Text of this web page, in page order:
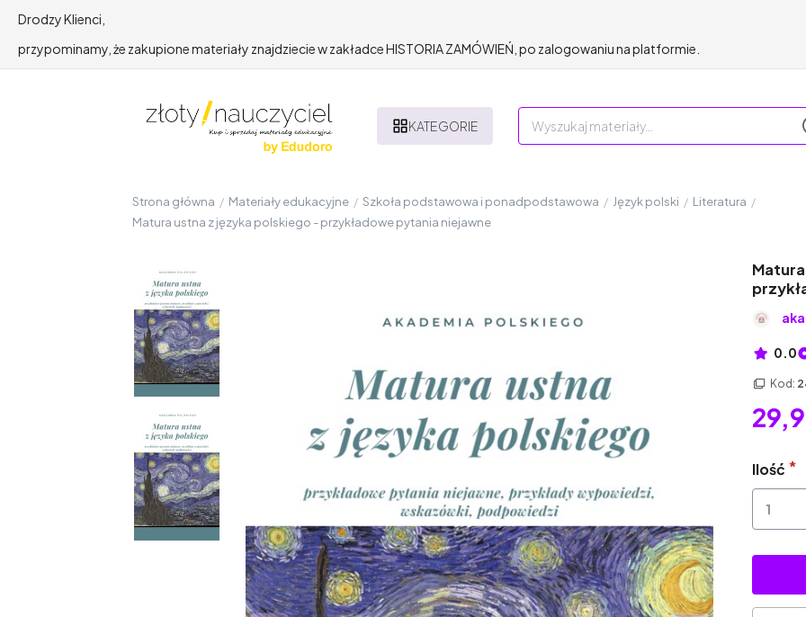
Drodzy Klienci,
przypominamy, że zakupione materiały znajdziecie w zakładce HISTORIA ZAMÓWIEŃ, po zalogowaniu na platformie.
KATEGORIE
Strona główna / Materiały edukacyjne / Szkoła podstawowa i ponadpodstawowa / Język polski / Literatura /
Matura ustna z języka polskiego - przykładowe pytania niejawne
0.0
Kod:
Ilość